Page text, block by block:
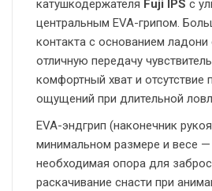
катушкодержателя Fuji IPS с
центральным EVA-грипом.
контакта с основанием ладони
отличную передачу
комфортный хват и отсутствие
ощущений при длительной
EVA-эндгрип (наконечник
минимальном размере и весе —
необходимая опора для
раскачивание снасти при